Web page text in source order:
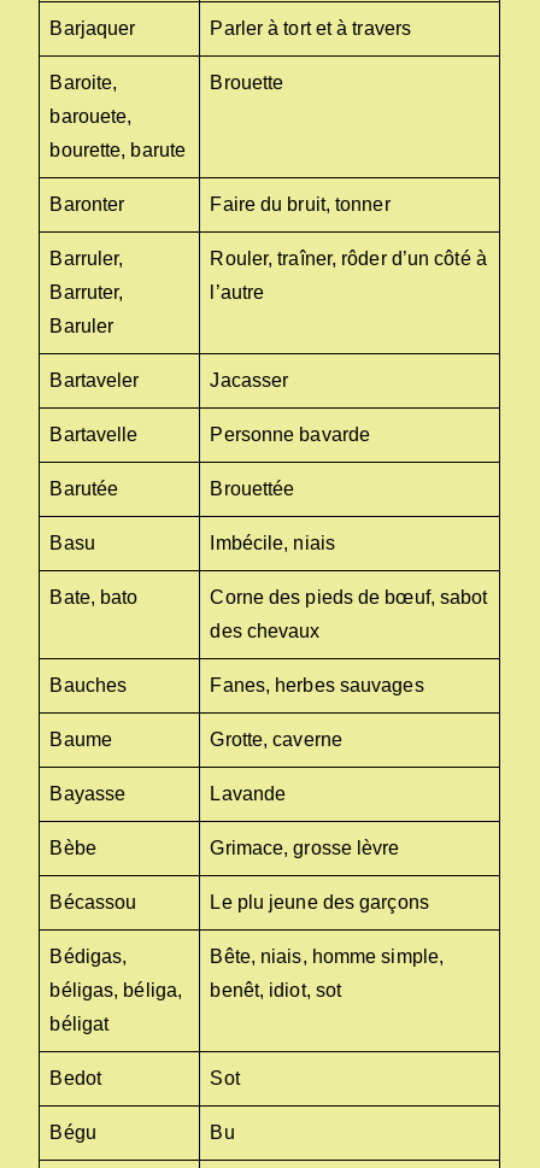
Barjaquer Parler à tort et à travers
Baroite,
barouete,
bourette, barute
Brouette
Baronter Faire du bruit, tonner
Barruler,
Barruter,
Baruler
Rouler, traîner, rôder d’un côté à
l’autre
Bartaveler Jacasser
Bartavelle Personne bavarde
Barutée Brouettée
Basu Imbécile, niais
Bate, bato
Corne des pieds de bœuf, sabot
des chevaux
Bauches Fanes, herbes sauvages
Baume Grotte, caverne
Bayasse Lavande
Bèbe Grimace, grosse lèvre
Bécassou Le plu jeune des garçons
Bédigas,
béligas, béliga,
béligat
Bête, niais, homme simple,
benêt, idiot, sot
Bedot Sot
Bégu Bu